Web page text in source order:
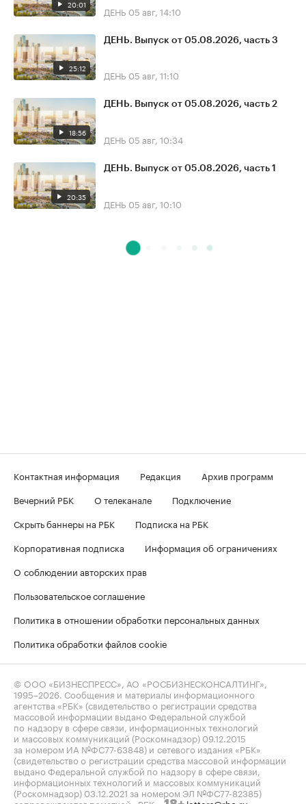
20:01 ДЕНЬ 05 авг, 14:10
25:12
ДЕНЬ. Выпуск от 05.08.2026, часть 3
ДЕНЬ 05 авг, 11:10
18:56
ДЕНЬ. Выпуск от 05.08.2026, часть 2
ДЕНЬ 05 авг, 10:34
20:35
ДЕНЬ. Выпуск от 05.08.2026, часть 1
ДЕНЬ 05 авг, 10:10
Контактная информация Редакция
Архив программ
Вечерний РБК
О телеканале
Подключение
Скрыть баннеры на РБК
Подписка на РБК
Корпоративная подписка
Информация об ограничениях
О соблюдении авторских прав
Пользовательское соглашение
Политика в отношении обработки персональных данных
Политика обработки файлов cookie
© ООО «БИЗНЕСПРЕСС», АО «РОСБИЗНЕСКОНСАЛТИНГ»,
1995–2026 . Сообщения и материалы информационного
агентства «РБК» (свидетельство о регистрации средства
массовой информации выдано Федеральной службой
по надзору в сфере связи, информационных технологий
и массовых коммуникаций (Роскомнадзор) 09.12.2015
за номером ИА №ФС77-63848) и сетевого издания «РБК»
(свидетельство о регистрации средства массовой информации
выдано Федеральной службой по надзору в сфере связи,
информационных технологий и массовых коммуникаций
(Роскомнадзор) 03.12.2021 за номером ЭЛ №ФС77-82385)